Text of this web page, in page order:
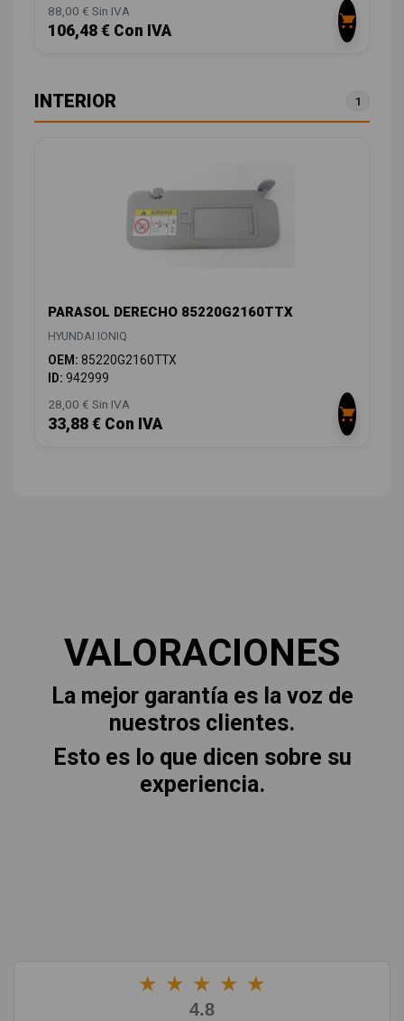
88,00 € Sin IVA
106,48 € Con IVA
INTERIOR 1
PARASOL DERECHO 85220G2160TTX
HYUNDAI IONIQ
OEM: 85220G2160TTX
ID: 942999
28,00 € Sin IVA
33,88 € Con IVA
VALORACIONES
La mejor garantía es la voz de
nuestros clientes.
Esto es lo que dicen sobre su
experiencia.
★ ★ ★ ★ ★
4.8